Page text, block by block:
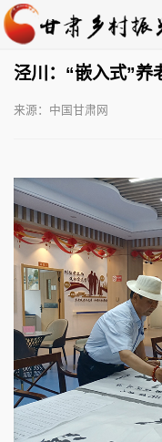
泾川：“嵌入式”养
来源：中国甘肃网